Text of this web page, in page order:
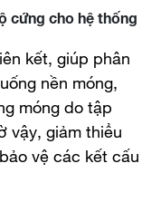
cứng cho hệ thống
kết, giúp phân
nền móng,
móng do tập
vậy, giảm thiểu
vệ các kết cấu